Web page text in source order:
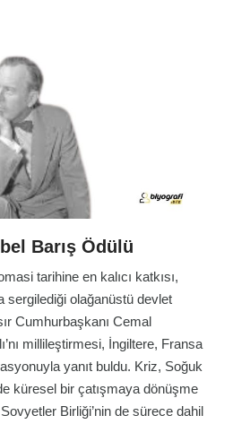
Barış Ödülü
tarihine en kalıcı katkısı,
sergilediği olağanüstü devlet
Cumhurbaşkanı Cemal
millileştirmesi, İngiltere, Fransa
yanıt buldu. Kriz, Soğuk
küresel bir çatışmaya dönüşme
Birliği’nin de sürece dahil